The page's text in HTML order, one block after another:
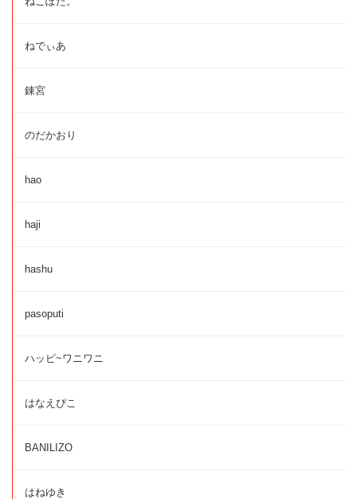
ねでぃあ
錬宮
のだかおり
hao
haji
hashu
pasoputi
ハッピ~ワニワニ
はなえぴこ
BANILIZO
はねゆき